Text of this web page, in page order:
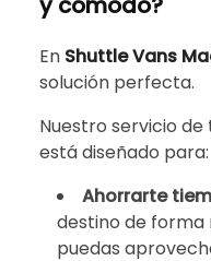
En Shuttle Vans
solución perfecta.
Nuestro servicio
está diseñado para:
Ahorrarte
destino de forma
puedas